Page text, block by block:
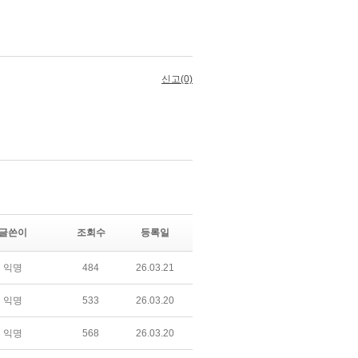
쓴이 조회수 등록일
익명 484 26.03.21
익명 533 26.03.20
익명 568 26.03.20